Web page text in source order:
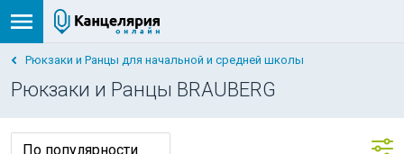
Рюкзаки и Ранцы для начальной и средней школы
Рюкзаки и Ранцы BRAUBERG